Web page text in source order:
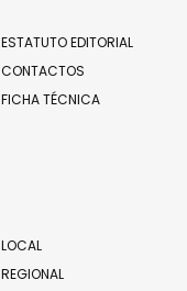
ESTATUTO EDITORIAL
CONTACTOS
FICHA TÉCNICA
LOCAL
REGIONAL